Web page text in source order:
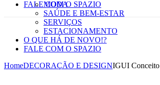
FALE COM O SPAZIO
MODA
SAÚDE E BEM-ESTAR
SERVIÇOS
ESTACIONAMENTO
O QUE HÁ DE NOVO!?
FALE COM O SPAZIO
HomeDECORAÇÃO E DESIGNIGUI Conceito